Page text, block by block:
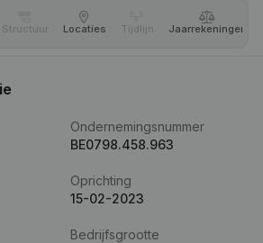
Structuur Locaties Tijdlijn Jaar­rekeningen
Ondernemingsnummer
BE0798.458.963
Oprichting
15-02-2023
Bedrijfsgrootte